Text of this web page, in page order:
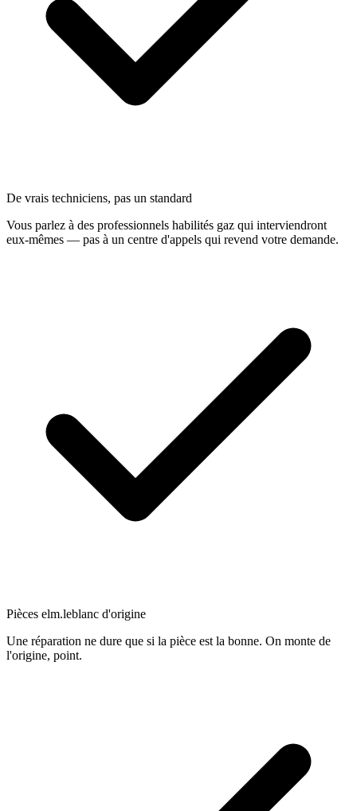
De vrais techniciens, pas un standard
Vous parlez à des professionnels habilités gaz qui interviendront
eux-mêmes — pas à un centre d'appels qui revend votre demande.
Pièces elm.leblanc d'origine
Une réparation ne dure que si la pièce est la bonne. On monte de
l'origine, point.